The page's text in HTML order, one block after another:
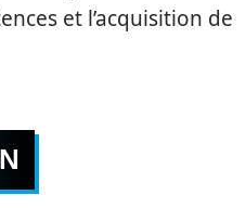
et l’acquisition de